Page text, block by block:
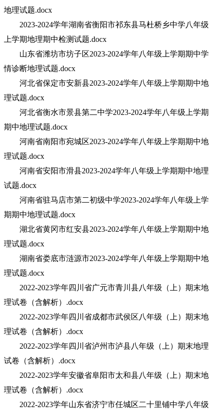
地理试题.docx
2023-2024学年湖南省衡阳市祁东县马杜桥乡中学八年级
上学期地理期中检测试题.docx
山东省潍坊市坊子区2023-2024学年八年级上学期期中学
情诊断地理试题.docx
河北省保定市安新县2023-2024学年八年级上学期期中地
理试题.docx
河北省衡水市景县第二中学2023-2024学年八年级上学期
期中地理试题.docx
河南省南阳市宛城区2023-2024学年八年级上学期期中地
理试题.docx
河南省安阳市滑县2023-2024学年八年级上学期期中地理
试题.docx
河南省驻马店市第二初级中学2023-2024学年八年级上学
期期中地理试题.docx
湖北省黄冈市红安县2023-2024学年八年级上学期期中地
理试题.docx
湖南省娄底市涟源市2023-2024学年八年级上学期期中地
理试题.docx
2022-2023学年四川省广元市青川县八年级（上）期末地
理试卷（含解析）.docx
2022-2023学年四川省成都市武侯区八年级（上）期末地
理试卷（含解析）.docx
2022-2023学年四川省泸州市泸县八年级（上）期末地理
试卷（含解析）.docx
2022-2023学年安徽省阜阳市太和县八年级（上）期末地
理试卷（含解析）.docx
2022-2023学年山东省济宁市任城区二十里铺中学八年级